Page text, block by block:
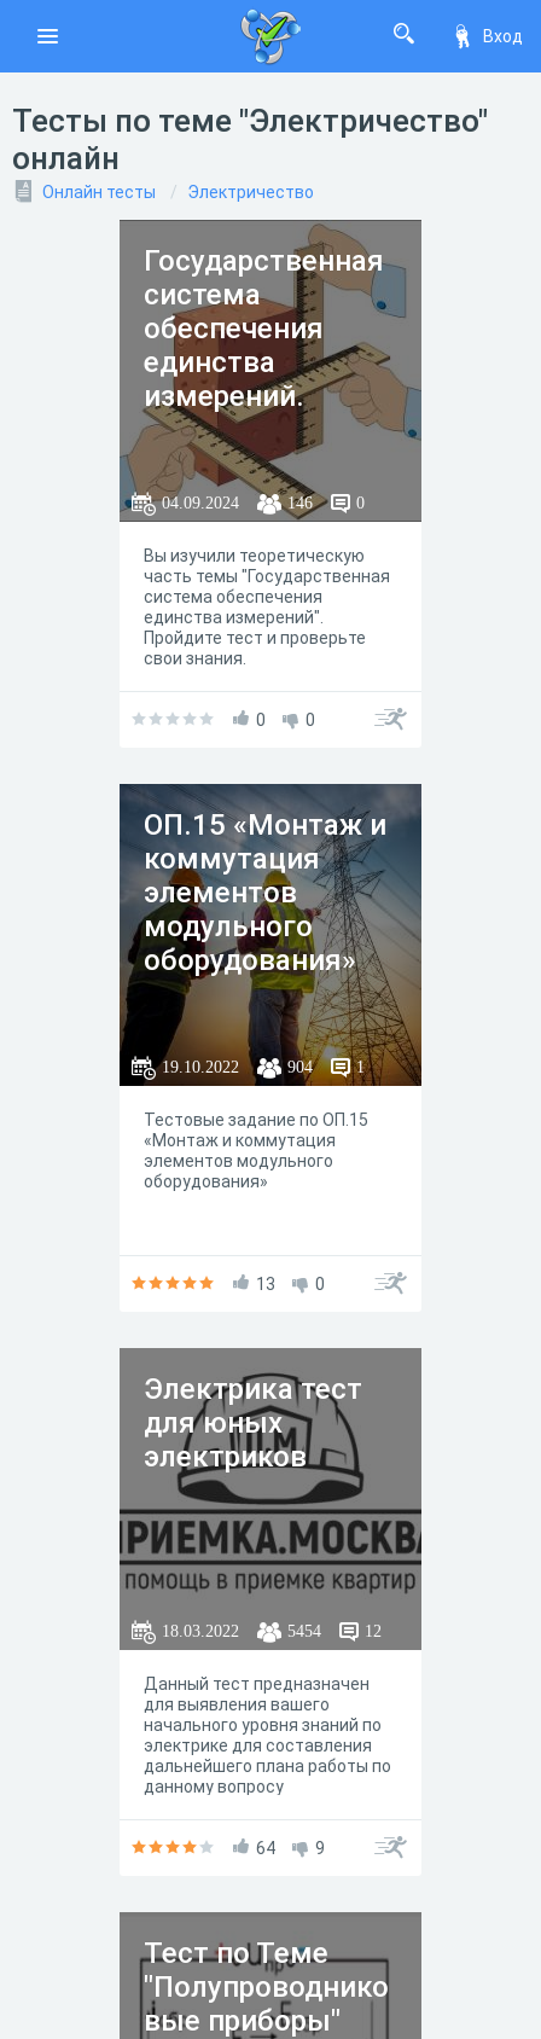
Вход
Тесты по теме "Электричество"
онлайн
Онлайн тесты Электричество
Государственная
система
обеспечения
единства
измерений.
04.09.2024 146 0
Вы изучили теоретическую
часть темы "Государственная
система обеспечения
единства измерений".
Пройдите тест и проверьте
свои знания.
0 0
ОП.15 «Монтаж и
коммутация
элементов
модульного
оборудования»
19.10.2022 904 1
Тестовые задание по ОП.15
«Монтаж и коммутация
элементов модульного
оборудования»
13 0
Электрика тест
для юных
электриков
18.03.2022 5454 12
Данный тест предназначен
для выявления вашего
начального уровня знаний по
электрике для составления
дальнейшего плана работы по
данному вопросу
64 9
Тест по Теме
"Полупроводнико
вые приборы"